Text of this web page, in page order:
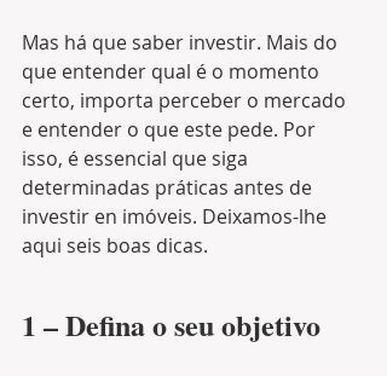
Mas há que saber investir. Mais do
que entender qual é o momento
certo, importa perceber o mercado
e entender o que este pede. Por
isso, é essencial que siga
determinadas práticas antes de
investir en imóveis. Deixamos-lhe
aqui seis boas dicas.
1 – Defina o seu objetivo